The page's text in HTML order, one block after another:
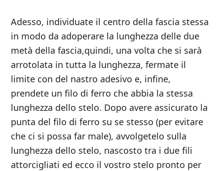
Adesso, individuate il centro della fascia stessa
in modo da adoperare la lunghezza delle due
metà della fascia,quindi, una volta che si sarà
arrotolata in tutta la lunghezza, fermate il
limite con del nastro adesivo e, infine,
prendete un filo di ferro che abbia la stessa
lunghezza dello stelo. Dopo avere assicurato la
punta del filo di ferro su se stesso (per evitare
che ci si possa far male), avvolgetelo sulla
lunghezza dello stelo, nascosto tra i due fili
attorcigliati ed ecco il vostro stelo pronto per